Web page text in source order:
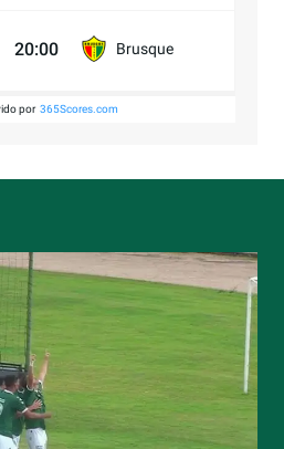
20:00 Brusque
por 365Scores.com